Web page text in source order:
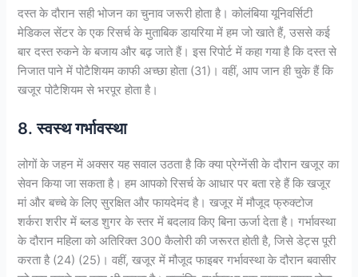
दस्त के दौरान सही भोजन का चुनाव जरूरी होता है। कोलंबिया यूनिवर्सिटी
मेडिकल सेंटर के एक रिसर्च के मुताबिक डायरिया में हम जो खाते हैं, उससे कई
बार दस्त रुकने के बजाय और बढ़ जाते हैं। इस रिपोर्ट में कहा गया है कि दस्त से
निजात पाने में पोटैशियम काफी अच्छा होता (31)। वहीं, आप जान ही चुके हैं कि
खजूर पोटैशियम से भरपूर होता है।
8. स्वस्थ गर्भावस्था
लोगों के जहन में अक्सर यह सवाल उठता है कि क्या प्रेग्नेंसी के दौरान खजूर का
सेवन किया जा सकता है। हम आपको रिसर्च के आधार पर बता रहे हैं कि खजूर
मां और बच्चे के लिए सुरक्षित और फायदेमंद है। खजूर में मौजूद फ्रुक्टोज
शर्करा शरीर में ब्लड शुगर के स्तर में बदलाव किए बिना ऊर्जा देता है। गर्भावस्था
के दौरान महिला को अतिरिक्त 300 कैलोरी की जरूरत होती है, जिसे डेट्स पूरी
करता है (24) (25)। वहीं, खजूर में मौजूद फाइबर गर्भावस्था के दौरान बवासीर